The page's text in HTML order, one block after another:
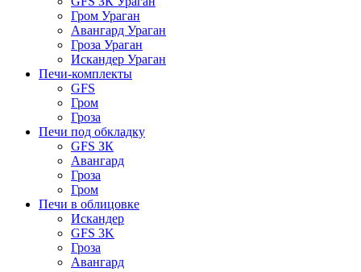
Гром Ураган
Авангард Ураган
Гроза Ураган
Искандер Ураган
Печи-комплекты
GFS
Гром
Гроза
Печи под обкладку
GFS ЗК
Авангард
Гроза
Гром
Печи в облицовке
Искандер
GFS 3K
Гроза
Авангард